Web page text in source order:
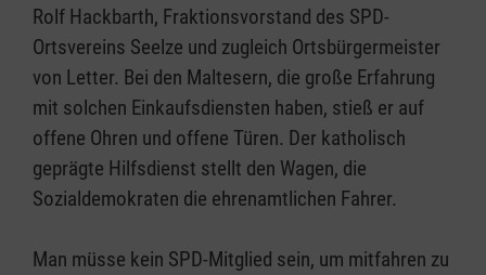
Rolf Hackbarth, Fraktionsvorstand des SPD-
Ortsvereins Seelze und zugleich Ortsbürgermeister
von Letter. Bei den Maltesern, die große Erfahrung
mit solchen Einkaufsdiensten haben, stieß er auf
offene Ohren und offene Türen. Der katholisch
geprägte Hilfsdienst stellt den Wagen, die
Sozialdemokraten die ehrenamtlichen Fahrer.
Man müsse kein SPD-Mitglied sein, um mitfahren zu